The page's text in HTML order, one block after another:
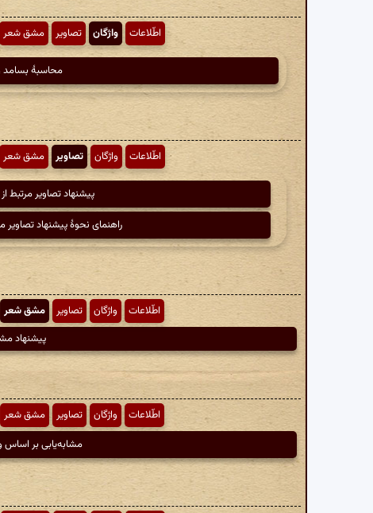
اطّلاعات واژگان تصاویر مشق شعر
محاسبهٔ بسامد
اطّلاعات واژگان تصاویر مشق شعر
پیشنهاد تصاویر مرتبط از
راهنمای نحوهٔ پیشنهاد تصاویر
اطّلاعات واژگان تصاویر مشق شعر
پیشنهاد
اطّلاعات واژگان تصاویر مشق شعر
مشابه‌یابی بر اساس